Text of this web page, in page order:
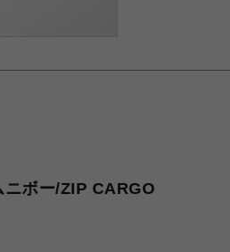
ボー/ZIP CARGO